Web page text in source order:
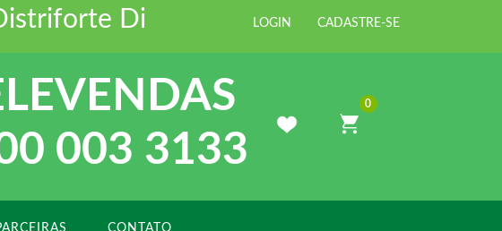
Distribuidora de Materiais para
LOGIN CADASTRE-SE
003 3133
0
CONTATO